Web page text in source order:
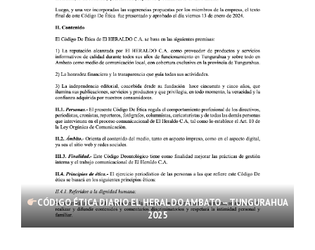
CÓDIGO ÉTICA DIARIO EL HERALDO AMBATO – TUNGURAHUA
2025